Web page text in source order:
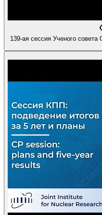
139-ая сессия Ученого